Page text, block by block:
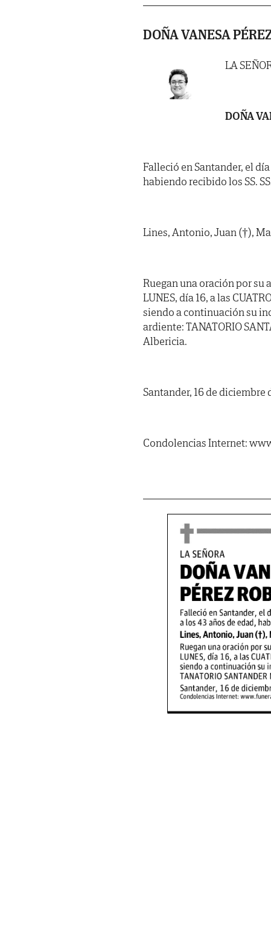
DOÑA VANESA
LA
DOÑA
Falleció en Santander, el
habiendo recibido los SS.
Lines, Antonio, Juan (†),
Ruegan una oración por su
LUNES, día 16, a las
siendo a continuación su
ardiente: TANATORIO
Albericia.
Santander, 16 de diciembre
Condolencias Internet: